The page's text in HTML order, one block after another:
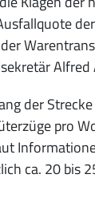
der
pro
ca. 20 bis